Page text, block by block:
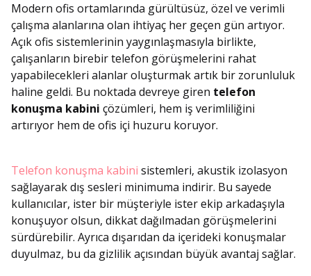
Modern ofis ortamlarında gürültüsüz, özel ve verimli
çalışma alanlarına olan ihtiyaç her geçen gün artıyor.
Açık ofis sistemlerinin yaygınlaşmasıyla birlikte,
çalışanların birebir telefon görüşmelerini rahat
yapabilecekleri alanlar oluşturmak artık bir zorunluluk
haline geldi. Bu noktada devreye giren telefon
konuşma kabini çözümleri, hem iş verimliliğini
artırıyor hem de ofis içi huzuru koruyor.
Telefon konuşma kabini sistemleri, akustik izolasyon
sağlayarak dış sesleri minimuma indirir. Bu sayede
kullanıcılar, ister bir müşteriyle ister ekip arkadaşıyla
konuşuyor olsun, dikkat dağılmadan görüşmelerini
sürdürebilir. Ayrıca dışarıdan da içerideki konuşmalar
duyulmaz, bu da gizlilik açısından büyük avantaj sağlar.